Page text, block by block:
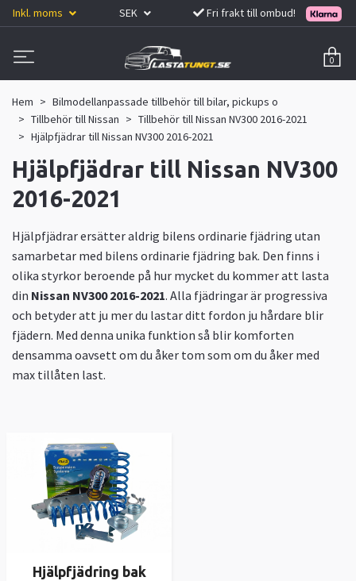
Inkl. moms SEK Fri frakt till ombud!
0
Hem
Bilmodellanpassade tillbehör till bilar, pickups o
Tillbehör till Nissan
Tillbehör till Nissan NV300 2016-2021
Hjälpfjädrar till Nissan NV300 2016-2021
Hjälpfjädrar till Nissan NV300
2016-2021
Hjälpfjädrar ersätter aldrig bilens ordinarie fjädring utan
samarbetar med bilens ordinarie fjädring bak. Den finns i
olika styrkor beroende på hur mycket du kommer att lasta
din Nissan NV300 2016-2021. Alla fjädringar är progressiva
och betyder att ju mer du lastar ditt fordon ju hårdare blir
fjädern. Med denna unika funktion så blir komforten
densamma oavsett om du åker tom som om du åker med
max tillåten last.
Hjälpfjädring bak